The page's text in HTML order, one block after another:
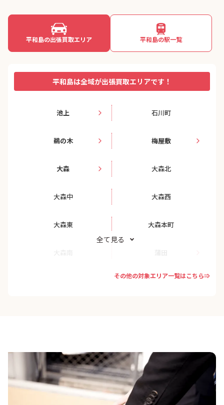
平和島の出張買取エリア 平和島の駅一覧
平和島は全域が出張買取エリアです！
池上 石川町
鵜の木 梅屋敷
大森 大森北
大森中 大森西
大森東 大森本町
上池台
久が原
糀谷 山王
全て見る
その他の対象エリア一覧はこちら⇒